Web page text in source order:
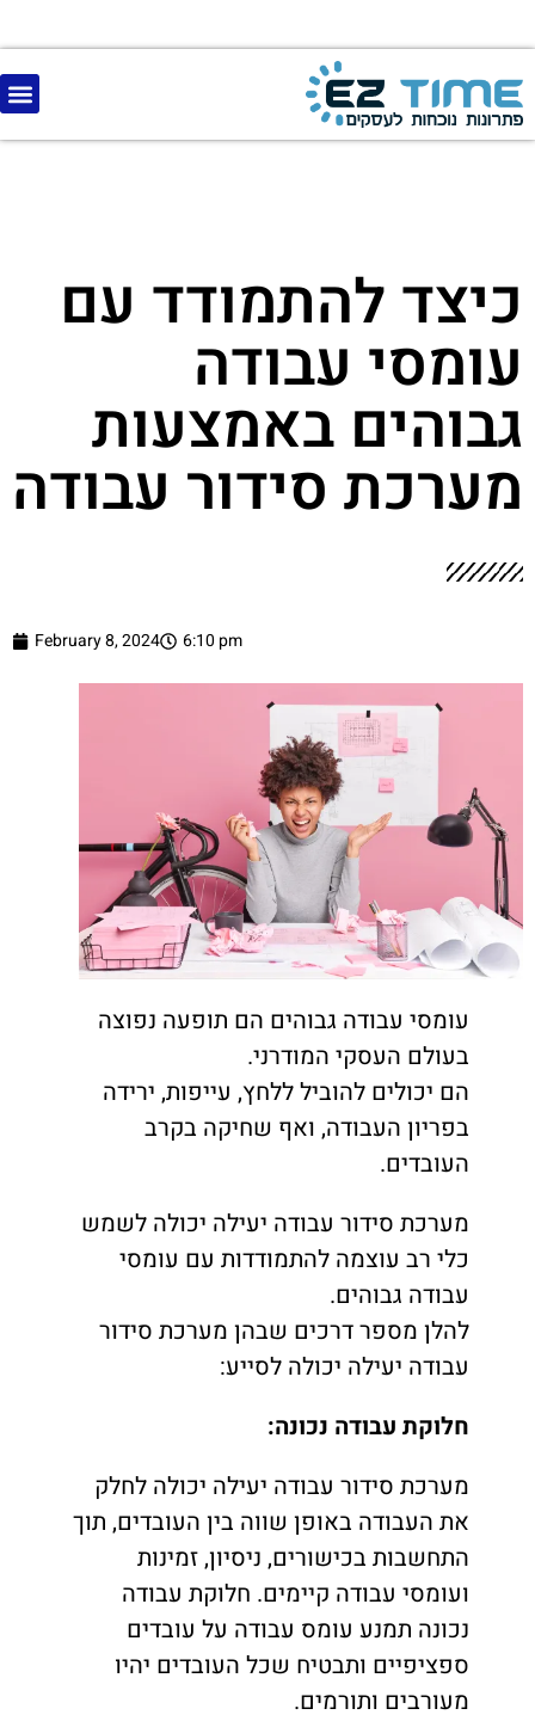
כיצד להתמודד עם
עומסי עבודה
גבוהים באמצעות
מערכת סידור עבודה
February 8, 2024 6:10 pm
עומסי עבודה גבוהים הם תופעה נפוצה
בעולם העסקי המודרני.
הם יכולים להוביל ללחץ, עייפות, ירידה
בפריון העבודה, ואף שחיקה בקרב
העובדים.
מערכת סידור עבודה יעילה יכולה לשמש
כלי רב עוצמה להתמודדות עם עומסי
עבודה גבוהים.
להלן מספר דרכים שבהן מערכת סידור
עבודה יעילה יכולה לסייע:
חלוקת עבודה נכונה:
מערכת סידור עבודה יעילה יכולה לחלק
את העבודה באופן שווה בין העובדים, תוך
התחשבות בכישורים, ניסיון, זמינות
ועומסי עבודה קיימים. חלוקת עבודה
נכונה תמנע עומס עבודה על עובדים
ספציפיים ותבטיח שכל העובדים יהיו
מעורבים ותורמים.